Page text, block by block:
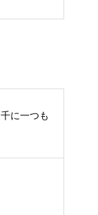
に一つも